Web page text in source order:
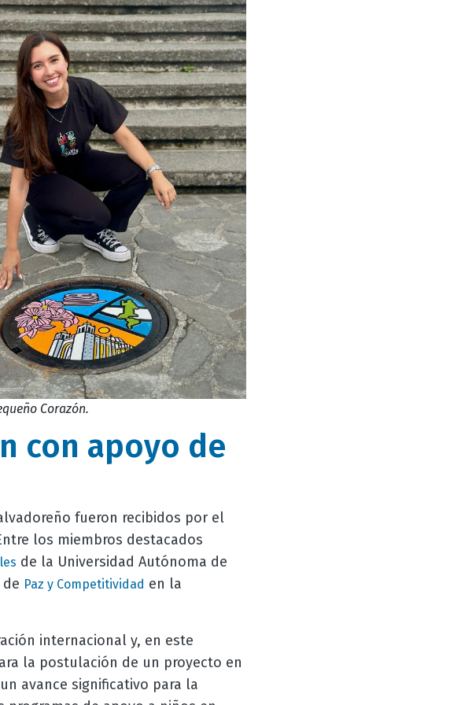
Corazón.
con apoyo de
fueron recibidos por el
los miembros destacados
de la Universidad Autónoma de
Paz y Competitividad en la
internacional y, en este
la postulación de un proyecto en
avance significativo para la